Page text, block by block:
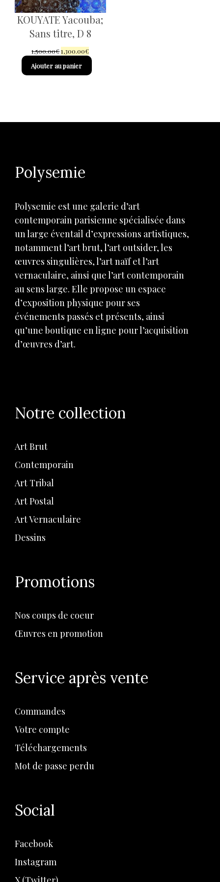
KOUYATE Yacouba;
Sans titre, D 8
1,500.00€Le
initial
1,300.00€Le
prix
actuel
Ajouter au panier
Polysemie
Polysemie est une galerie d’art
contemporain parisienne spécialisée dans
un large éventail d’expressions artistiques,
notamment l’art brut, l’art outsider, les
œuvres singulières, l’art naïf et l’art
vernaculaire, ainsi que l’art contemporain
au sens large. Elle propose un espace
d’exposition physique pour ses
événements passés et présents, ainsi
qu’une boutique en ligne pour l’acquisition
d’œuvres d’art.
Notre collection
Art Brut
Contemporain
Art Tribal
Art Postal
Art Vernaculaire
Dessins
Promotions
Nos coups de coeur
Œuvres en promotion
Service après vente
Commandes
Votre compte
Téléchargements
Mot de passe perdu
Social
Facebook
Instagram